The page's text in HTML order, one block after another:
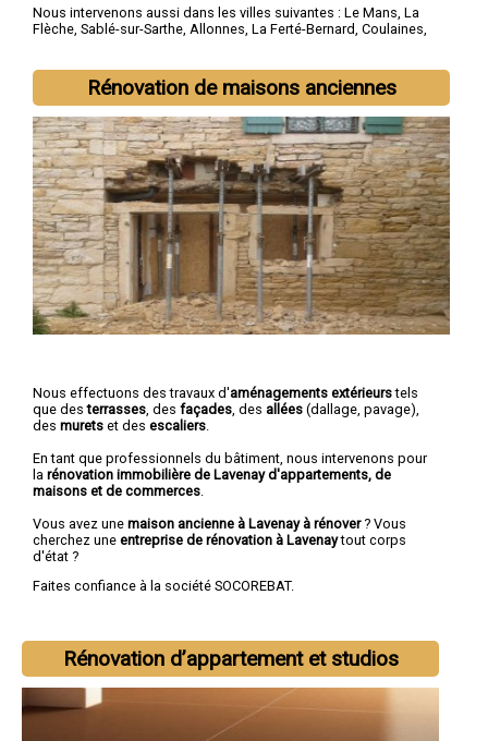
Nous intervenons aussi dans les villes suivantes : Le Mans, La
Flèche, Sablé-sur-Sarthe, Allonnes, La Ferté-Bernard, Coulaines,
Rénovation de maisons anciennes
Nous effectuons des travaux d'aménagements extérieurstels
que desterrasses , des façades , des allées (dallage, pavage),
des murets et des escaliers
En tant que professionnels du bâtiment, nous intervenons pour
la rénovation immobilière de Lavenay d'appartements, de
maisons et de commerces
Vous avez une maison ancienne à Lavenay à rénover? Vous
cherchez une entreprise de rénovation à Lavenaytout corps
d'état ?
Faites confiance à la société SOCOREBAT.
Rénovation d’appartement et studios